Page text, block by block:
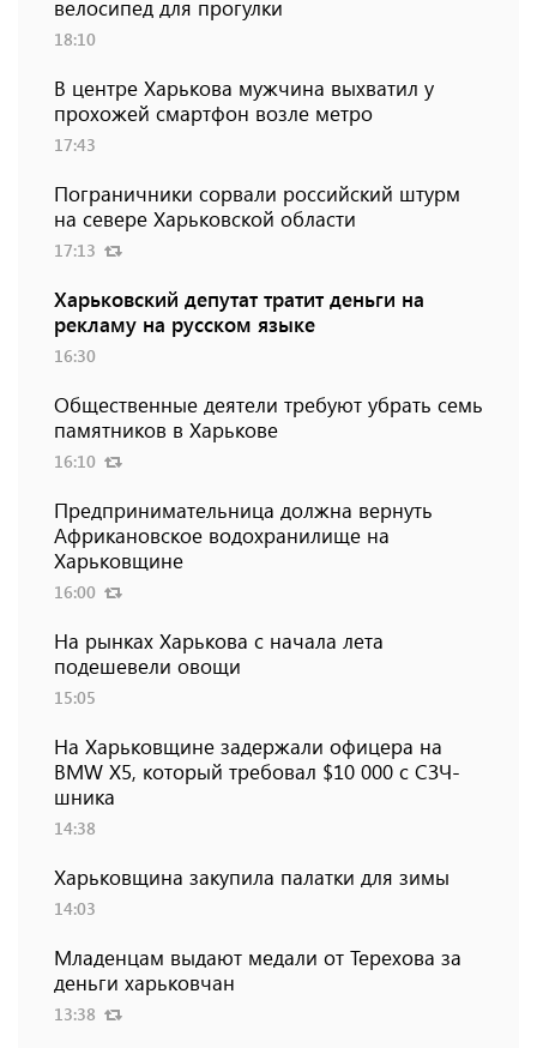
велосипед для прогулки
18:10
В центре Харькова мужчина выхватил у
прохожей смартфон возле метро
17:43
Пограничники сорвали российский штурм
на севере Харьковской области
17:13
Харьковский депутат тратит деньги на
рекламу на русском языке
16:30
Общественные деятели требуют убрать семь
памятников в Харькове
16:10
Предпринимательница должна вернуть
Африкановское водохранилище на
Харьковщине
16:00
На рынках Харькова с начала лета
подешевели овощи
15:05
На Харьковщине задержали офицера на
BMW Х5, который требовал $10 000 с СЗЧ-
шника
14:38
Харьковщина закупила палатки для зимы
14:03
Младенцам выдают медали от Терехова за
деньги харьковчан
13:38